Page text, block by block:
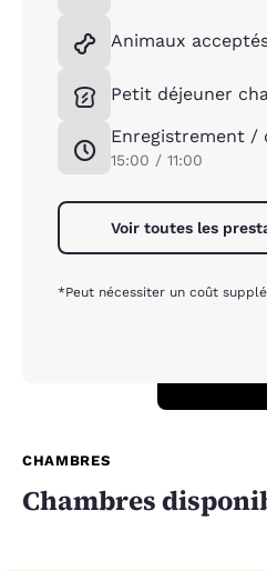
Animaux
Petit déjeuner
Enregistrement /
15:00 / 11:00
Voir toutes les
*Peut nécessiter un coût
CHAMBRES
Chambres